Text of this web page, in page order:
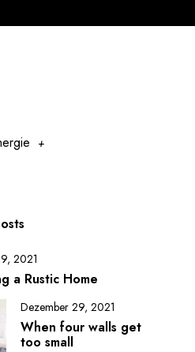
2021
a Rustic Home
Dezember 29, 2021
When four walls get
too small